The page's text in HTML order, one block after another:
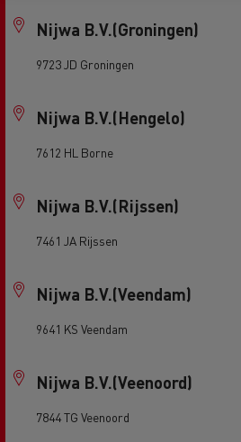
Nijwa B.V.(Groningen)
9723 JD Groningen
Nijwa B.V.(Hengelo)
7612 HL Borne
Nijwa B.V.(Rijssen)
7461 JA Rijssen
Nijwa B.V.(Veendam)
9641 KS Veendam
Nijwa B.V.(Veenoord)
7844 TG Veenoord